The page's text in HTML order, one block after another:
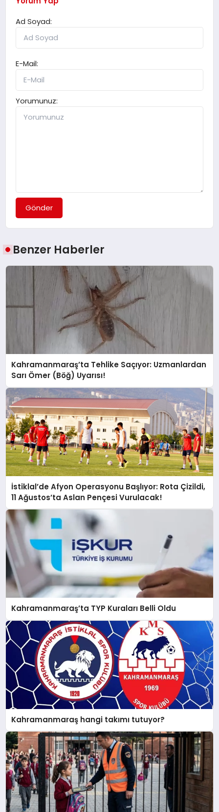
Ad Soyad:
E-Mail:
Yorumunuz:
Gönder
Benzer Haberler
Kahramanmaraş’ta Tehlike Saçıyor: Uzmanlardan
Sarı Ömer (Böğ) Uyarısı!
İstiklal’de Afyon Operasyonu Başlıyor: Rota Çizildi,
11 Ağustos’ta Aslan Pençesi Vurulacak!
Kahramanmaraş’ta TYP Kuraları Belli Oldu
Kahramanmaraş hangi takımı tutuyor?